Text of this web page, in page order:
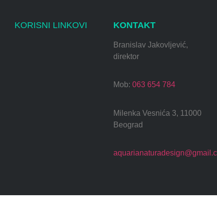
KORISNI LINKOVI KONTAKT
Branislav Jakovljević,
direktor
Mob: 063 654 784
Milenka Vesnića 3, 11000
Beograd